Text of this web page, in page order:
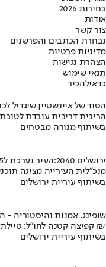
בחירות 2026
אודות
צור קשר
נבחרת הכתבים והפרשנים
מדיניות פרטיות
הצהרת נגישות
תנאי שימוש
כדאילהכיר
הסוד של איינשטיין שיגדיל
הריבית דריבית עובדת
בשיתוף מנורה מבטחים
ירושלים 2040:העיר נערכת ל1.5 מליון תושבים
מנכ"לית העירייה מציגה
בשיתוף עיריית ירושלים
שופינג, אמנות והיסטוריה
קפיצה קטנה לחו"ל: טיילת חדשה, מיצגי אמנות, וכיכרות משופצות בהשקעה של 100 מיליון ₪
בשיתוף עיריית ירושלים